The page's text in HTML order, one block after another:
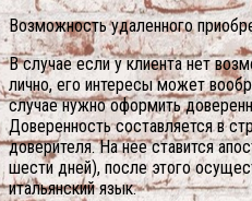
Возможность удаленного
В случае если у клиента нет
лично, его интересы может
случае нужно оформить
Доверенность составляется в
доверителя. На нее ставится
шести дней), после этого
итальянский язык.